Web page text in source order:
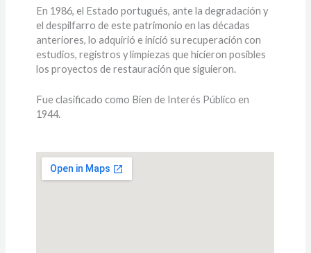
En 1986, el Estado portugués, ante la degradación y
el despilfarro de este patrimonio en las décadas
anteriores, lo adquirió e inició su recuperación con
estudios, registros y limpiezas que hicieron posibles
los proyectos de restauración que siguieron.
Fue clasificado como Bien de Interés Público en
1944.